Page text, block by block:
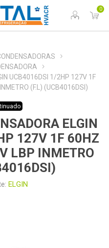
0
UCB4016DSI 1/2HP 127V 1F
(F.L) (UCB4016DSI)
ELGIN
127V 1F 60HZ
LBP INMETRO
ELGIN